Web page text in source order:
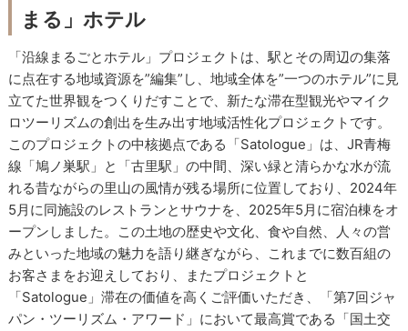
まる」ホテル
「沿線まるごとホテル」プロジェクトは、駅とその周辺の集落
に点在する地域資源を”編集”し、地域全体を”一つのホテル”に見
立てた世界観をつくりだすことで、新たな滞在型観光やマイク
ロツーリズムの創出を生み出す地域活性化プロジェクトです。
このプロジェクトの中核拠点である「Satologue」は、JR青梅
線「鳩ノ巣駅」と「古里駅」の中間、深い緑と清らかな水が流
れる昔ながらの里山の風情が残る場所に位置しており、2024年
5月に同施設のレストランとサウナを、2025年5月に宿泊棟をオ
ープンしました。この土地の歴史や文化、食や自然、人々の営
みといった地域の魅力を語り継ぎながら、これまでに数百組の
お客さまをお迎えしており、またプロジェクトと
「Satologue」滞在の価値を高くご評価いただき、「第7回ジャ
パン・ツーリズム・アワード」において最高賞である「国土交